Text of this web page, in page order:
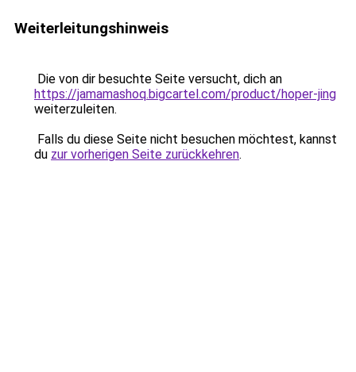
Weiterleitungshinweis
Die von dir besuchte Seite versucht, dich an
https://jamamashoq.bigcartel.com/product/hoper-jing
weiterzuleiten.
Falls du diese Seite nicht besuchen möchtest, kannst
du zur vorherigen Seite zurückkehren.